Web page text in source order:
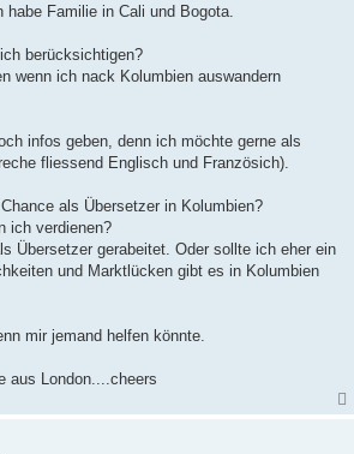
Familie in Cali und Bogota.
berücksichtigen?
wenn ich nack Kolumbien auswandern
infos geben, denn ich möchte gerne als
fliessend Englisch und Französich).
als Übersetzer in Kolumbien?
ich verdienen?
Übersetzer gerabeitet. Oder sollte ich eher ein
und Marktlücken gibt es in Kolumbien
mir jemand helfen könnte.
aus London....cheers